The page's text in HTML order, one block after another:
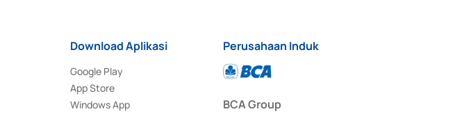
Download Aplikasi
Google Play
App Store
Windows App
Perusahaan Induk
BCA Group